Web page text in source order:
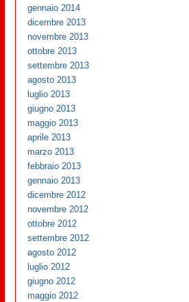
gennaio 2014
dicembre 2013
novembre 2013
ottobre 2013
settembre 2013
agosto 2013
luglio 2013
giugno 2013
maggio 2013
aprile 2013
marzo 2013
febbraio 2013
gennaio 2013
dicembre 2012
novembre 2012
ottobre 2012
settembre 2012
agosto 2012
luglio 2012
giugno 2012
maggio 2012